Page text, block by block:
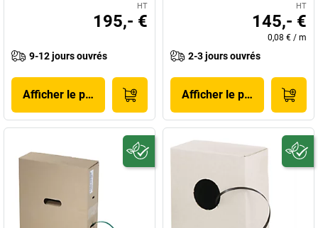
HT
195,- €
9-12 jours ouvrés
Afficher le produit
HT
145,- €
0,08 € / m
2-3 jours ouvrés
Afficher le produit